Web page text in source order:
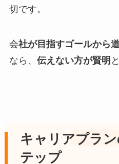
切です。
会社が目指すゴールから
なら、 伝えない方が賢明
キャリアプラ
テップ